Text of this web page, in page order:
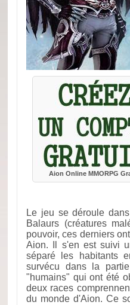
Aion Online MMORPG
Le jeu se déroule
Balaurs (créatures
pouvoir, ces derniers
Aion. Il s'en est suivi
séparé les habitants
survécu dans la
"humains" qui ont été
deux races
du monde d'Aion. Ce